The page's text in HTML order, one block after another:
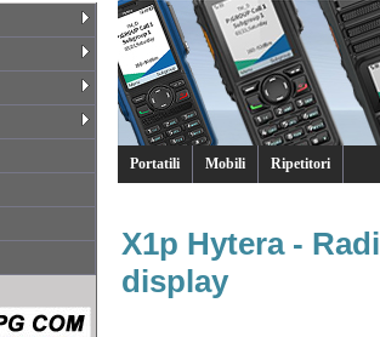
Portatili Mobili Ripetitori
X1p Hytera -
display